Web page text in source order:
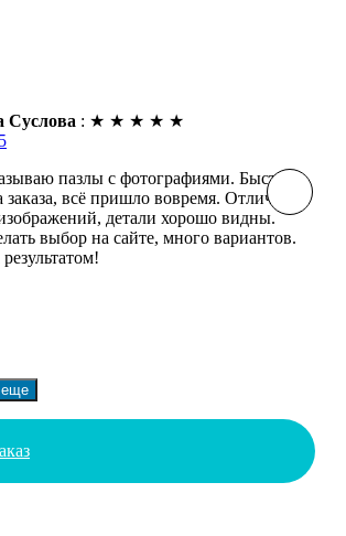
Суслова : ★ ★ ★ ★ ★
пазлы с фотографиями. Быстрая
заказа, всё пришло вовремя. Отличное
детали хорошо видны.
выбор на сайте, много вариантов.
еще